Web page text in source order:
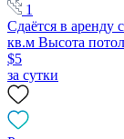
1
Сдаётся в аренду
кв.м Высота
$5
за сутки